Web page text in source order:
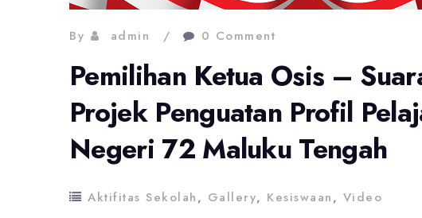
By admin 0 Comment
Pemilihan Ketua Osis –
Projek Penguatan Profil
Negeri 72 Maluku Tengah
Aktifitas Sekolah, Gallery, Kesiswaan, Video